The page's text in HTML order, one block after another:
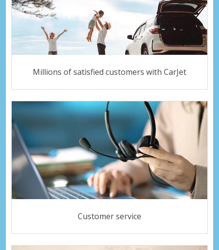
Millions of satisfied customers with CarJet
Customer service